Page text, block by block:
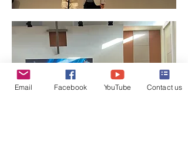
Email Facebook YouTube Contact us